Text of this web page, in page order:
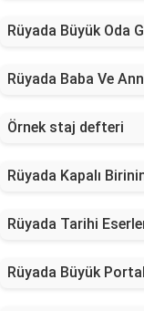
Rüyada Büyük Oda
Rüyada Baba Ve
Örnek staj defteri
Rüyada Kapalı
Rüyada Tarihi
Rüyada Büyük